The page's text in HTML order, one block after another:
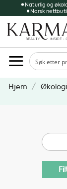
to
content
Naturlig og
Norsk
Hjem /